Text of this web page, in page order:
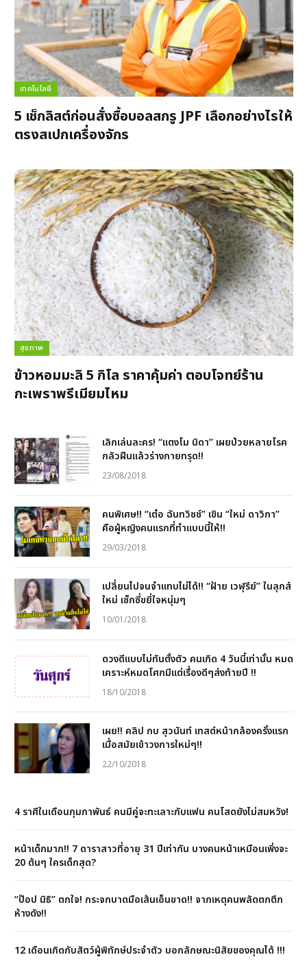
เทคโนโลยี
5 เช็กลิสต์ก่อนสั่งซื้อบอลสกรู JPF เลือกอย่างไรให้
ตรงสเปกเครื่องจักร
สุขภาพ
ข้าวหอมมะลิ 5 กิโล ราคาคุ้มค่า ตอบโจทย์ร้าน
กะเพราพรีเมียมไหม
เลิกเล่นละคร! “แตงโม นิดา” เผยป่วยหลายโรค
กลัวฝืนแล้วร่างกายทรุด!!
23/08/2018
คนพิเศษ!! “เต๋อ ฉันทวิชช์” เขิน “ใหม่ ดาวิกา”
คือผู้หญิงคนแรกที่ทำแบบนี้ให้!!
29/03/2018
เปลี่ยนไปจนจำแทบไม่ได้!! “ฝ้าย เวฬุรีย์” ในลุกส์
ใหม่ เซ็กซี่ขยี่ใจหนุ่มๆ
10/01/2018
ดวงดีแบบไม่ทันตั้งตัว คนเกิด 4 วันนี้เท่านั้น หมด
เคราะห์หมดโศกมีแต่เรื่องดีๆส่งท้ายปี !!
18/10/2018
เผย!! คลิป กบ สุวนันท์ เทสต์หน้ากล้องครั้งแรก
เมื่อสมัยเข้าวงการใหม่ๆ!!
22/10/2018
4 ราศีในเดือนกุมภาพันธ์ คนมีคู่จะทะเลาะกับแฟน คนโสดยังไม่สมหวัง!
หน้าเด็กมาก!! 7 ดาราสาวที่อายุ 31 ปีเท่ากัน บางคนหน้าเหมือนเพิ่งจะ
20 ต้นๆ ใครเด็กสุด?
“ป๊อป นิธิ” ตกใจ! กระจกบาดมือเส้นเอ็นขาด!! จากเหตุคนพลัดตกตึก
ห้างดัง!!
12 เดือนเกิดกับสัตว์ผู้พิทักษ์ประจำตัว บอกลักษณะนิสัยของคุณได้ !!!